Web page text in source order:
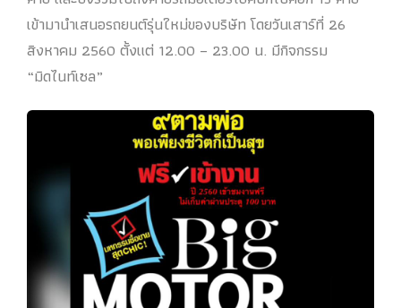
เข้ามานำเสนอรถยนต์รุ่นใหม่ของบริษัท โดยวันเสาร์ที่ 26
สิงหาคม 2560 ตั้งแต่ 12.00 – 23.00 น. มีกิจกรรม
“มิดไนท์เซล”